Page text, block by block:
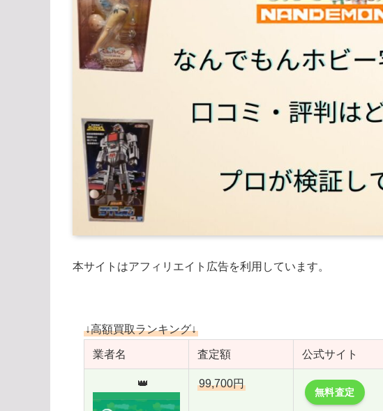
本サイトはアフィリエイト広告を利用しています。
↓高額買取ランキング↓
業者名 査定額 公式サイト
👑 99,700円
無料査定